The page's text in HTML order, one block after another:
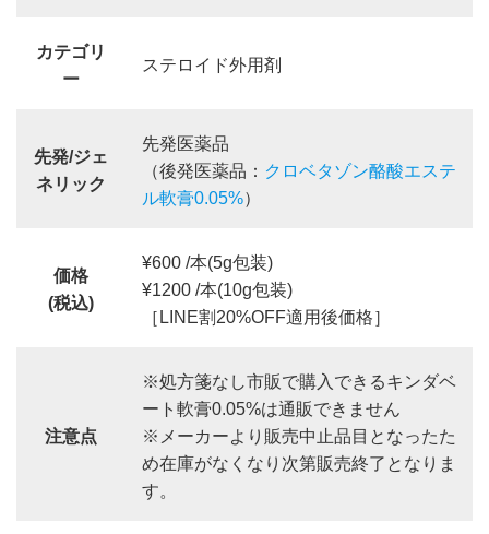
カテゴリ
ー
ステロイド外用剤
先発/ジェ
ネリック
先発医薬品
（後発医薬品： クロベタゾン酪酸エステ
ル軟膏0.05%）
価格
(税込)
¥600 /本(5g包装)
¥1200 /本(10g包装)
［LINE割20%OFF適用後価格］
注意点
※処方箋なし市販で購入できるキンダベ
ート軟膏0.05%は通販できません
※メーカーより販売中止品目となったた
め在庫がなくなり次第販売終了となりま
す。